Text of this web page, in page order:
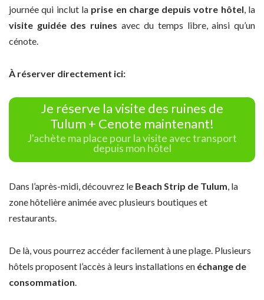
journée qui inclut la prise en charge depuis votre hôtel, la
visite guidée des ruines avec du temps libre, ainsi qu’un
cénote.
À réserver directement ici:
Je réserve la visite des ruines de
Tulum + Cenote maintenant!
J'achète ma place pour la visite avec transport
depuis mon hôtel
Dans l’après-midi, découvrez le Beach Strip de Tulum, la
zone hôtelière animée avec plusieurs boutiques et
restaurants.
De là, vous pourrez accéder facilement à une plage. Plusieurs
hôtels proposent l’accès à leurs installations en échange de
consommation